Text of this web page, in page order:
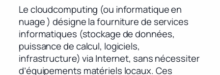
Le cloudcomputing (ou informatique en
nuage ) désigne la fourniture de services
informatiques (stockage de données,
puissance de calcul, logiciels,
infrastructure) via Internet, sans nécessiter
d’équipements matériels locaux. Ces